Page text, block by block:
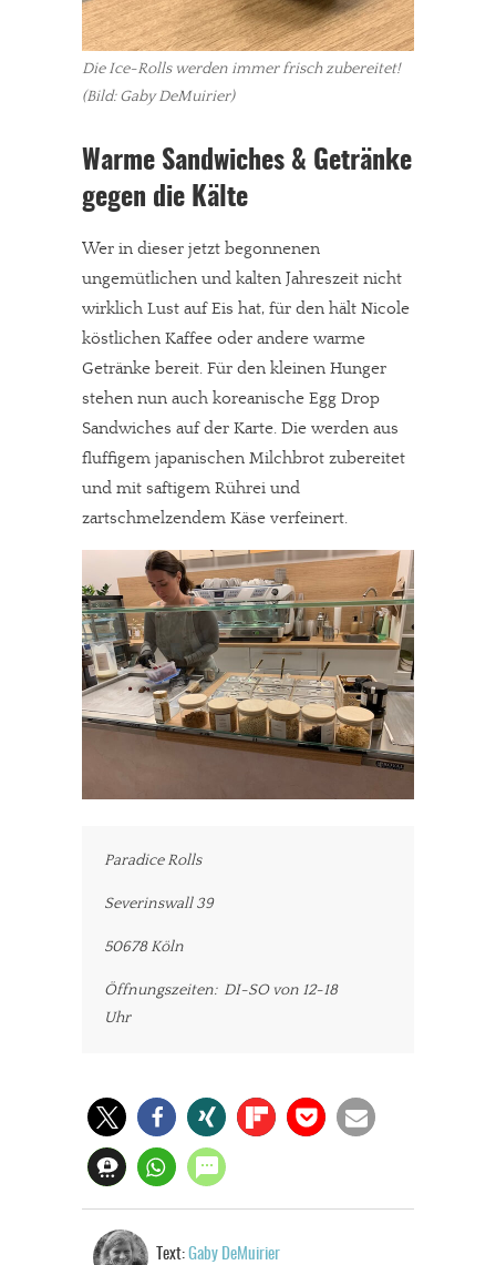
Die Ice-Rolls werden immer frisch zubereitet!
(Bild: Gaby DeMuirier)
Warme Sandwiches & Getränke
gegen die Kälte
Wer in dieser jetzt begonnenen
ungemütlichen und kalten Jahreszeit nicht
wirklich Lust auf Eis hat, für den hält Nicole
köstlichen Kaffee oder andere warme
Getränke bereit. Für den kleinen Hunger
stehen nun auch koreanische Egg Drop
Sandwiches auf der Karte. Die werden aus
fluffigem japanischen Milchbrot zubereitet
und mit saftigem Rührei und
zartschmelzendem Käse verfeinert.
Paradice Rolls
Severinswall 39
50678 Köln
Öffnungszeiten: DI-SO von 12-18
Uhr
Text: Gaby DeMuirier